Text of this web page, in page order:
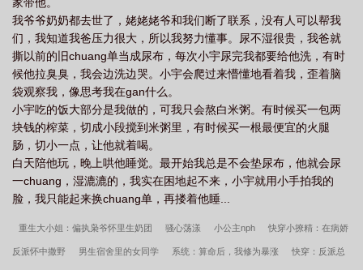
我爷爷奶奶都去世了，姥姥姥爷和我们断了联系，没有人可以帮我
们，我知道我爸压力很大，所以我努力懂事。尿不湿很贵，我爸就
撕以前的旧chuang单当成尿布，每次小宇尿完我都要给他洗，有时
候他拉臭臭，我会边洗边哭。小宇会爬过来懵懂地看着我，歪着脑
袋观察我，像思考我在gan什么。
小宇吃的饭大部分是我做的，可我只会熬白米粥。有时候买一包两
块钱的榨菜，切成小段搅到米粥里，有时候买一根最便宜的火腿
肠，切小一点，让他就着喝。
白天陪他玩，晚上哄他睡觉。最开始我总是不会垫尿布，他就会尿
一chuang，湿漉漉的，我实在困地起不来，小宇就用小手拍我的
脸，我只能起来换chuang单，再搂着他睡...
重生大小姐：偏执枭爷怀里生奶团 骚心荡漾 小公主nph 快穿小撩精：在病娇
反派怀中撒野 男生宿舍里的女同学 系统：算命后，我修为暴涨 快穿：反派总